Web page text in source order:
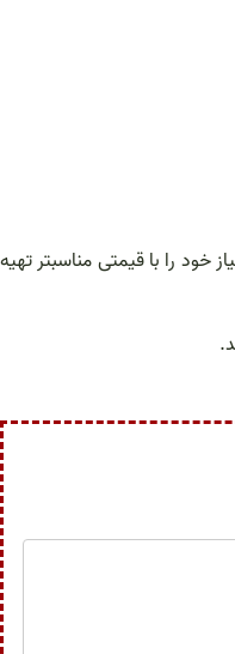
خود را با قیمتی مناسبتر تهیه